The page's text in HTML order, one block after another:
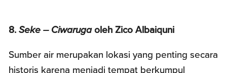
8.Seke – Ciwarugaoleh Zico Albaiquni
Sumber air merupakan lokasi yang penting secara
historis karena menjadi tempat berkumpul